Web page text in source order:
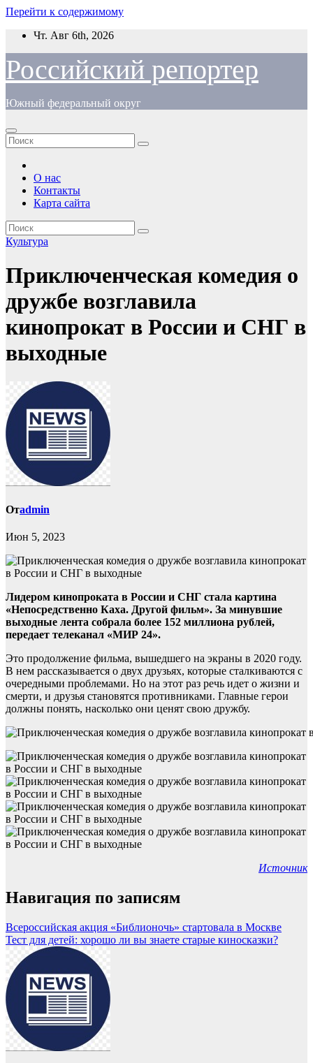
Перейти к содержимому
Чт. Авг 6th, 2026
Российский репортер
Южный федеральный округ
О нас
Контакты
Карта сайта
Культура
Приключенческая комедия о
дружбе возглавила
кинопрокат в России и СНГ в
выходные
Отadmin
Июн 5, 2023
Лидером кинопроката в России и СНГ стала картина
«Непосредственно Каха. Другой фильм». За минувшие
выходные лента собрала более 152 миллиона рублей,
передает телеканал «МИР 24».
Это продолжение фильма, вышедшего на экраны в 2020 году.
В нем рассказывается о двух друзьях, которые сталкиваются с
очередными проблемами. Но на этот раз речь идет о жизни и
смерти, и друзья становятся противниками. Главные герои
должны понять, насколько они ценят свою дружбу.
Источник
Навигация по записям
Всероссийская акция «Библионочь» стартовала в Москве
Тест для детей: хорошо ли вы знаете старые киносказки?